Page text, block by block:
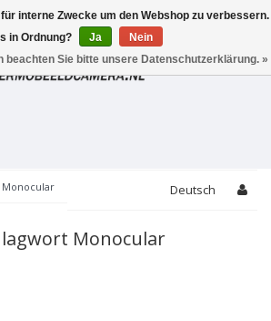
Monocular Deutsch
Monocular
interne Zwecke um den Webshop zu verbessern.
in Ordnung?
Ja
Nein
beachten Sie bitte unsere Datenschutzerklärung. »